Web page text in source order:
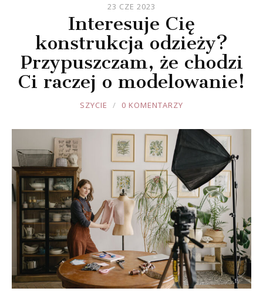
23 CZE 2023
Interesuje Cię
konstrukcja odzieży?
Przypuszczam, że chodzi
Ci raczej o modelowanie!
JOULE
SZYCIE 0 KOMENTARZY